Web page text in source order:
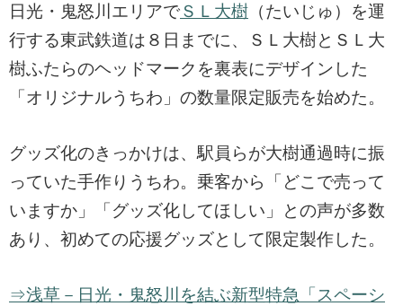
日光・鬼怒川エリアでＳＬ大樹 （たいじゅ）を運
行する東武鉄道は８日までに、ＳＬ大樹とＳＬ大
樹ふたらのヘッドマークを裏表にデザインした
「オリジナルうちわ」の数量限定販売を始めた。
グッズ化のきっかけは、駅員らが大樹通過時に振
っていた手作りうちわ。乗客から「どこで売って
いますか」「グッズ化してほしい」との声が多数
あり、初めての応援グッズとして限定製作した。
⇒浅草－日光・鬼怒川を結ぶ新型特急「スペーシ